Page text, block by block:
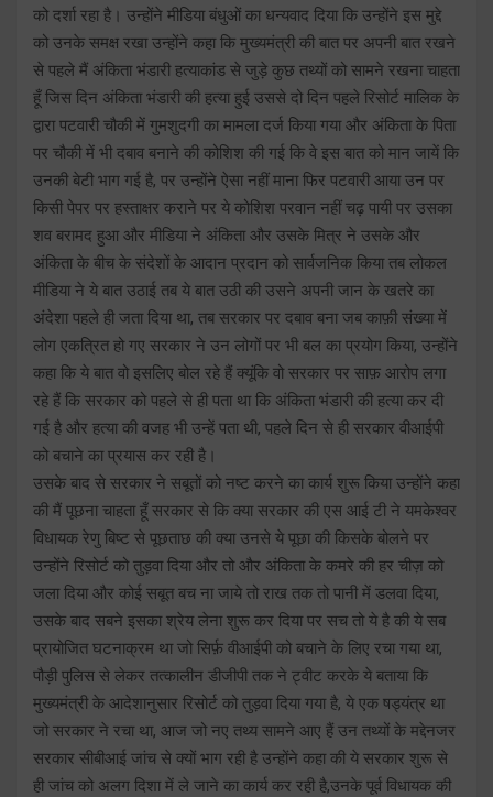
को दर्शा रहा है। उन्होंने मीडिया बंधुओं का धन्यवाद दिया कि उन्होंने इस मुद्दे
को उनके समक्ष रखा उन्होंने कहा कि मुख्यमंत्री की बात पर अपनी बात रखने
से पहले मैं अंकिता भंडारी हत्याकांड से जुड़े कुछ तथ्यों को सामने रखना चाहता
हूँ जिस दिन अंकिता भंडारी की हत्या हुई उससे दो दिन पहले रिसोर्ट मालिक के
द्वारा पटवारी चौकी में गुमशुदगी का मामला दर्ज किया गया और अंकिता के पिता
पर चौकी में भी दबाव बनाने की कोशिश की गई कि वे इस बात को मान जायें कि
उनकी बेटी भाग गई है, पर उन्होंने ऐसा नहीं माना फिर पटवारी आया उन पर
किसी पेपर पर हस्ताक्षर कराने पर ये कोशिश परवान नहीं चढ़ पायी पर उसका
शव बरामद हुआ और मीडिया ने अंकिता और उसके मित्र ने उसके और
अंकिता के बीच के संदेशों के आदान प्रदान को सार्वजनिक किया तब लोकल
मीडिया ने ये बात उठाई तब ये बात उठी की उसने अपनी जान के खतरे का
अंदेशा पहले ही जता दिया था, तब सरकार पर दबाव बना जब काफ़ी संख्या में
लोग एकत्रित हो गए सरकार ने उन लोगों पर भी बल का प्रयोग किया, उन्होंने
कहा कि ये बात वो इसलिए बोल रहे हैं क्यूंकि वो सरकार पर साफ़ आरोप लगा
रहे हैं कि सरकार को पहले से ही पता था कि अंकिता भंडारी की हत्या कर दी
गई है और हत्या की वजह भी उन्हें पता थी, पहले दिन से ही सरकार वीआईपी
को बचाने का प्रयास कर रही है।
उसके बाद से सरकार ने सबूतों को नष्ट करने का कार्य शुरू किया उन्होंने कहा
की मैं पूछना चाहता हूँ सरकार से कि क्या सरकार की एस आई टी ने यमकेश्वर
विधायक रेणु बिष्ट से पूछताछ की क्या उनसे ये पूछा की किसके बोलने पर
उन्होंने रिसोर्ट को तुड़वा दिया और तो और अंकिता के कमरे की हर चीज़ को
जला दिया और कोई सबूत बच ना जाये तो राख तक तो पानी में डलवा दिया,
उसके बाद सबने इसका श्रेय लेना शुरू कर दिया पर सच तो ये है की ये सब
प्रायोजित घटनाक्रम था जो सिर्फ़ वीआईपी को बचाने के लिए रचा गया था,
पौड़ी पुलिस से लेकर तत्कालीन डीजीपी तक ने ट्वीट करके ये बताया कि
मुख्यमंत्री के आदेशानुसार रिसोर्ट को तुड़वा दिया गया है, ये एक षड्यंत्र था
जो सरकार ने रचा था, आज जो नए तथ्य सामने आए हैं उन तथ्यों के मद्देनजर
सरकार सीबीआई जांच से क्यों भाग रही है उन्होंने कहा की ये सरकार शुरू से
ही जांच को अलग दिशा में ले जाने का कार्य कर रही है,उनके पूर्व विधायक की